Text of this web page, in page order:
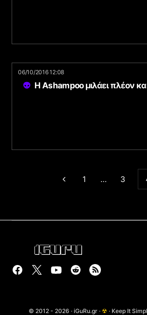
06/10/2016 12:08
Η Ashampoo μιλάει πλέον
1 … 3
© 2012 - 2026 · iGuRu.gr · ☢ · Keep It